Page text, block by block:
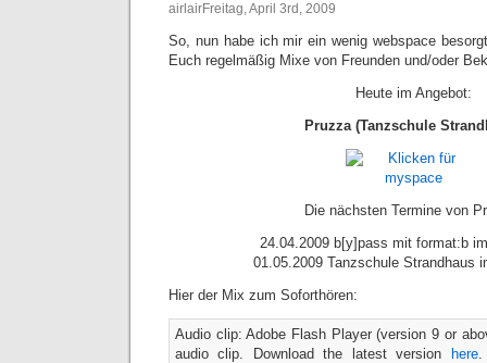
airlairFreitag, April 3rd, 2009
So, nun habe ich mir ein wenig webspace
Euch regelmäßig Mixe von Freunden und/oder
Heute im Angebot:
Pruzza (Tanzschule
Die nächsten Termine von
24.04.2009 b[y]pass mit format:b
01.05.2009 Tanzschule Strandhaus
Hier der Mix zum Soforthören:
Audio clip: Adobe Flash Player (version 9 or
audio clip. Download the latest version
here.